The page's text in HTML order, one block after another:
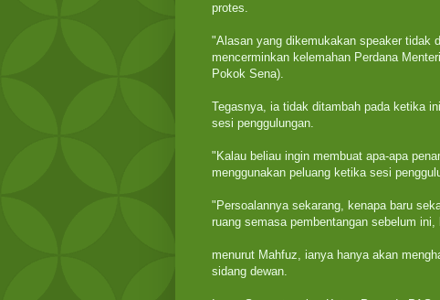
protes.
"Alasan yang dikemukakan speaker tidak
mencerminkan kelemahan Perdana
Pokok Sena).
Tegasnya, ia tidak ditambah pada ketika
sesi penggulungan.
"Kalau beliau ingin membuat apa-apa
menggunakan peluang ketika sesi
"Persoalannya sekarang, kenapa baru
ruang semasa pembentangan sebelum
menurut Mahfuz, ianya hanya akan
sidang dewan.